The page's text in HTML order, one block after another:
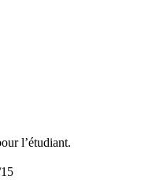
l’étudiant.
15